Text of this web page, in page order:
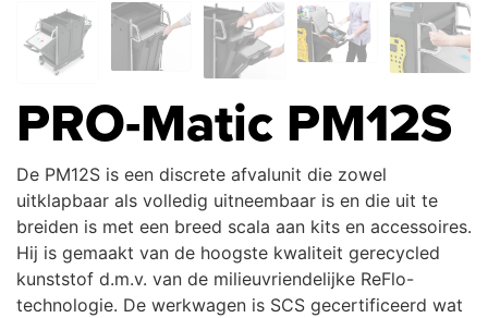
PRO-Matic PM12S
De PM12S is een discrete afvalunit die zowel
uitklapbaar als volledig uitneembaar is en die uit te
breiden is met een breed scala aan kits en accessoires.
Hij is gemaakt van de hoogste kwaliteit gerecycled
kunststof d.m.v. van de milieuvriendelijke ReFlo-
technologie. De werkwagen is SCS gecertificeerd wat